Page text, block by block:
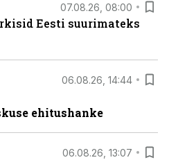
07.08.26, 08:00
Eesti suurimateks
06.08.26, 14:44
ehitushanke
06.08.26, 13:07